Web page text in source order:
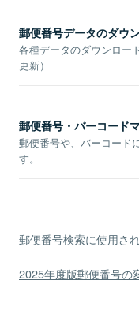
郵便番号データのダウ
各種データのダウンロー
更新）
郵便番号・バーコード
郵便番号や、バーコード
す。
郵便番号検索に使用さ
2025年度版郵便番号の